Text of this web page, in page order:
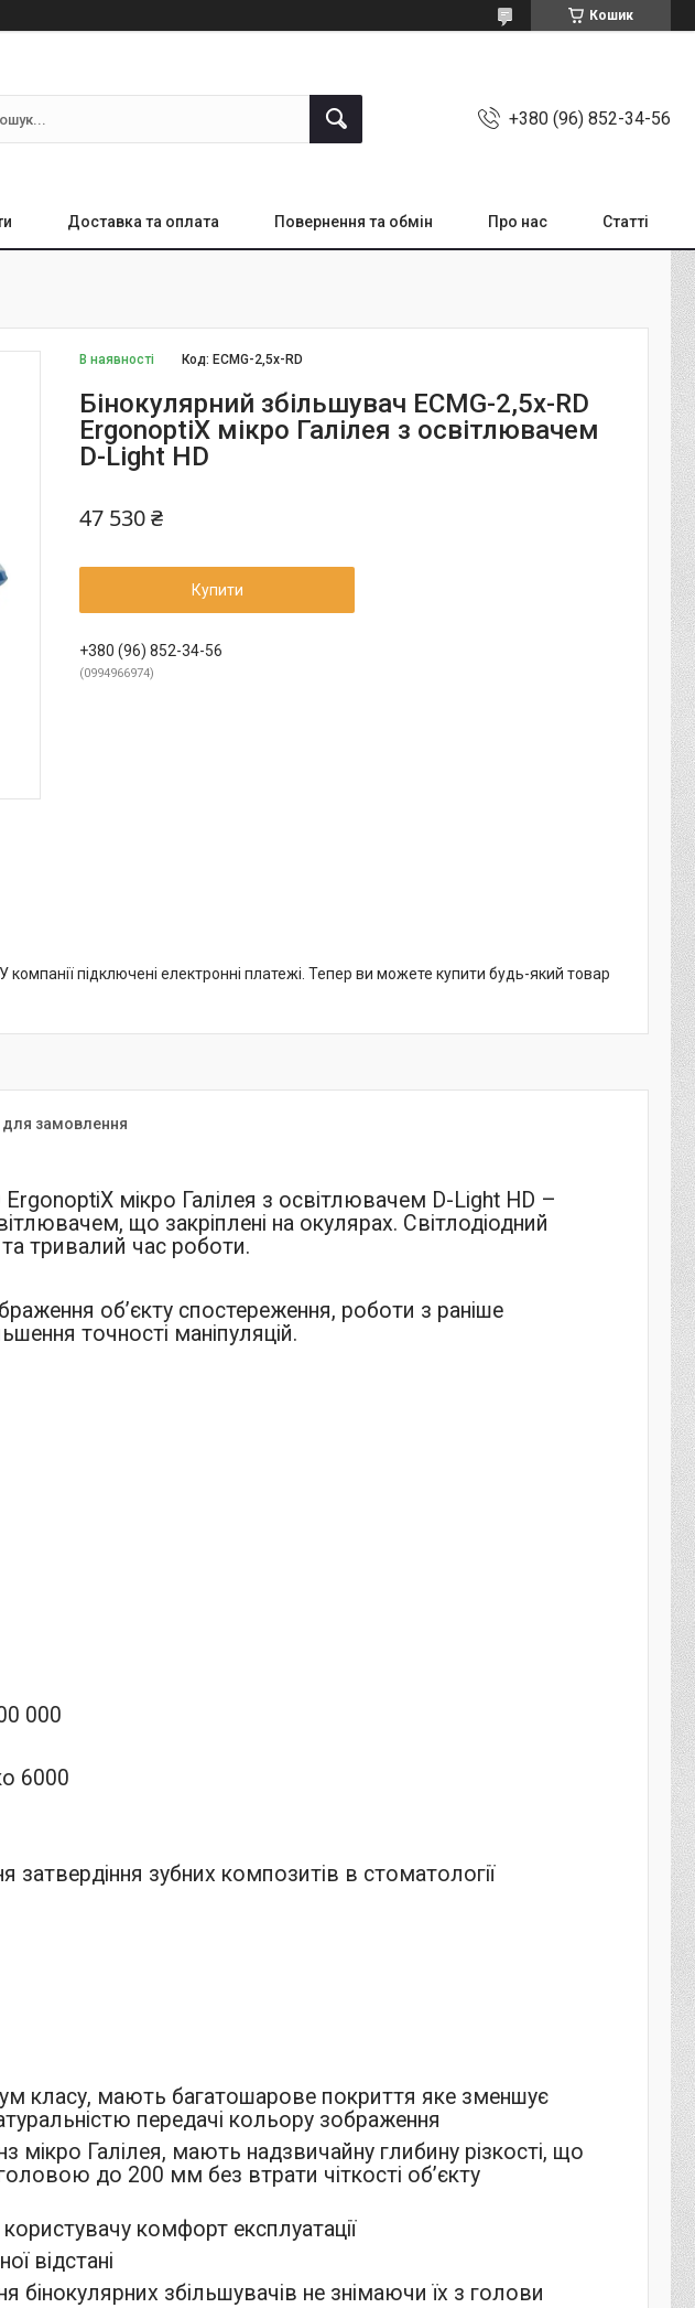
Кошик
+380 (96) 852-34-56
Доставка та оплата Повернення та обмін Про нас Статті
В наявності Код: ECMG-2,5x-RD
Бінокулярний збільшувач ECMG-2,5x-RD
ErgonoptiX мікро Галілея з освітлювачем
D-Light HD
47 530 ₴
Купити
+380 (96) 852-34-56
0994966974
У компанії підключені електронні платежі. Тепер ви можете купити будь-який товар
для замовлення
мікро Галілея з освітлювачем D-Light HD –
що закріплені на окулярах. Світлодіодний
тривалий час роботи.
об’єкту спостереження, роботи з раніше
точності маніпуляцій.
000
6000
зубних композитів в стоматології
класу, мають багатошарове покриття яке зменшує
передачі кольору зображення
мікро Галілея, мають надзвичайну глибину різкості, що
до 200 мм без втрати чіткості об’єкту
комфорт експлуатації
відстані
збільшувачів не знімаючи їх з голови